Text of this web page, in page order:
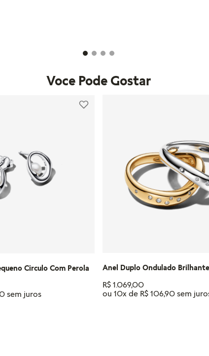
Voce Pode Gostar
Circulo Com Perola Anel Duplo Ondulado
R$ 1.069,00
ou 10x de R$ 106,90